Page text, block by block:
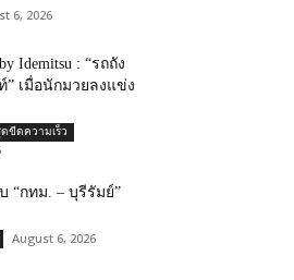
6, 2026
Idemitsu : “รถถัง
” เมื่อนักมวยลงแข่ง
ดขีดความเร็ว
“กทม. – บุรีรัมย์”
August 6, 2026